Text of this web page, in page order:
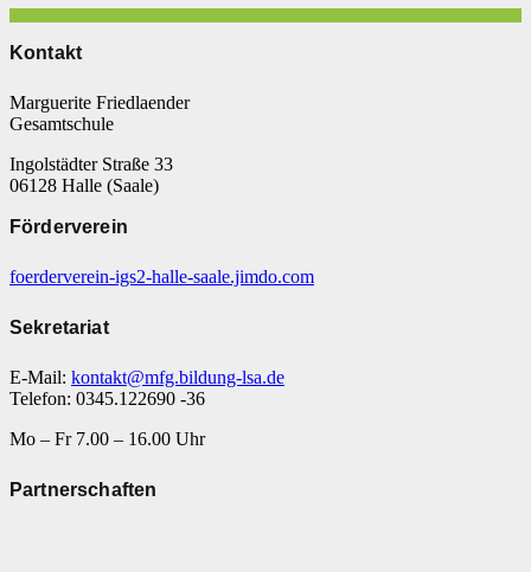
Kontakt
Marguerite Friedlaender
Gesamtschule
Ingolstädter Straße 33
06128 Halle (Saale)
Förderverein
foerderverein-igs2-halle-saale.jimdo.com
Sekretariat
E-Mail: kontakt@mfg.bildung-lsa.de
Telefon: 0345.122690 -36
Mo – Fr 7.00 – 16.00 Uhr
Partnerschaften